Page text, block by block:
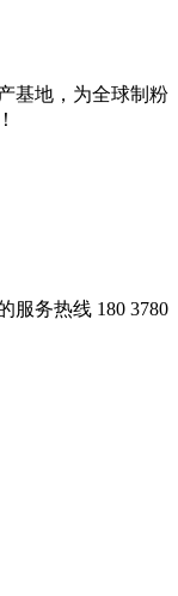
基地，为全球制粉
服务热线 180 3780